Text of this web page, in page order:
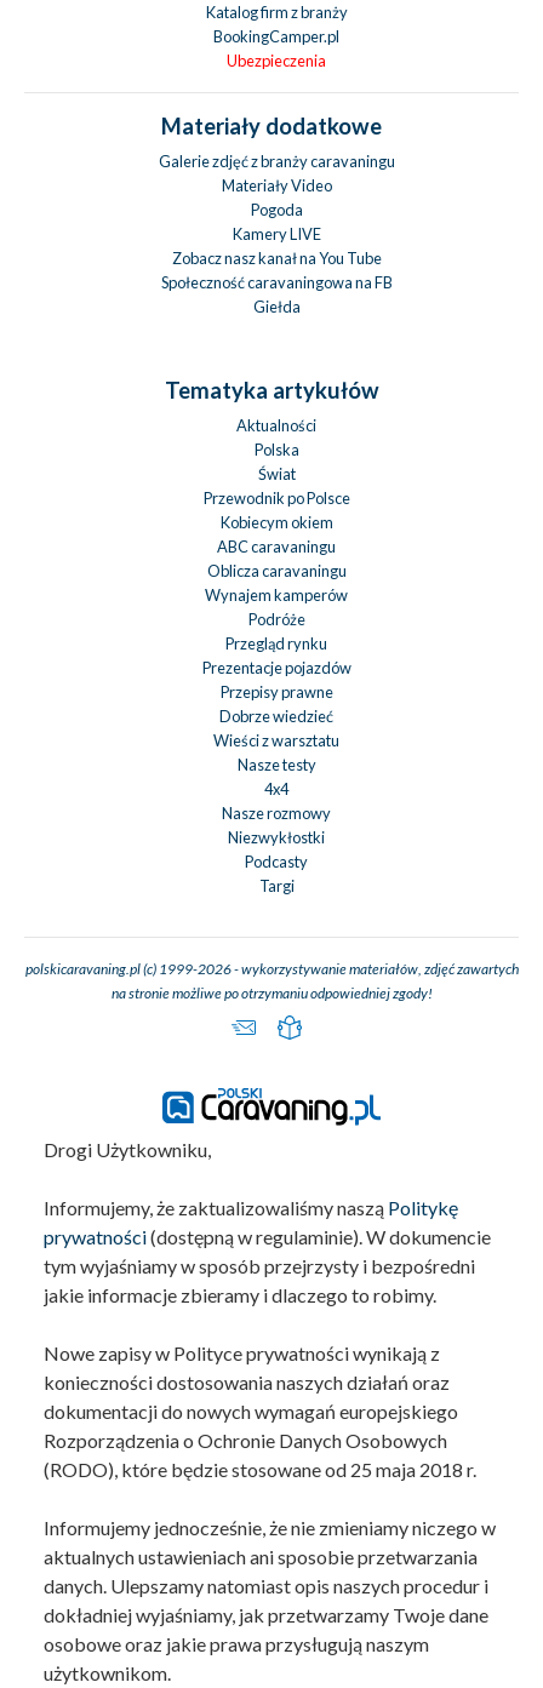
Katalog firm z branży
BookingCamper.pl
Ubezpieczenia
Materiały dodatkowe
Galerie zdjęć z branży caravaningu
Materiały Video
Pogoda
Kamery LIVE
Zobacz nasz kanał na You Tube
Społeczność caravaningowa na FB
Giełda
Tematyka artykułów
Aktualności
Polska
Świat
Przewodnik po Polsce
Kobiecym okiem
ABC caravaningu
Oblicza caravaningu
Wynajem kamperów
Podróże
Przegląd rynku
Prezentacje pojazdów
Przepisy prawne
Dobrze wiedzieć
Wieści z warsztatu
Nasze testy
4x4
Nasze rozmowy
Niezwykłostki
Podcasty
Targi
polskicaravaning.pl (c) 1999-2026 - wykorzystywanie materiałów, zdjęć zawartych
na stronie możliwe po otrzymaniu odpowiedniej zgody!
Drogi Użytkowniku,
Informujemy, że zaktualizowaliśmy naszą Politykę
prywatności(dostępną w regulaminie). W dokumencie
tym wyjaśniamy w sposób przejrzysty i bezpośredni
jakie informacje zbieramy i dlaczego to robimy.
Nowe zapisy w Polityce prywatności wynikają z
konieczności dostosowania naszych działań oraz
dokumentacji do nowych wymagań europejskiego
Rozporządzenia o Ochronie Danych Osobowych
(RODO), które będzie stosowane od 25 maja 2018 r.
Informujemy jednocześnie, że nie zmieniamy niczego w
aktualnych ustawieniach ani sposobie przetwarzania
danych. Ulepszamy natomiast opis naszych procedur i
dokładniej wyjaśniamy, jak przetwarzamy Twoje dane
osobowe oraz jakie prawa przysługują naszym
użytkownikom.